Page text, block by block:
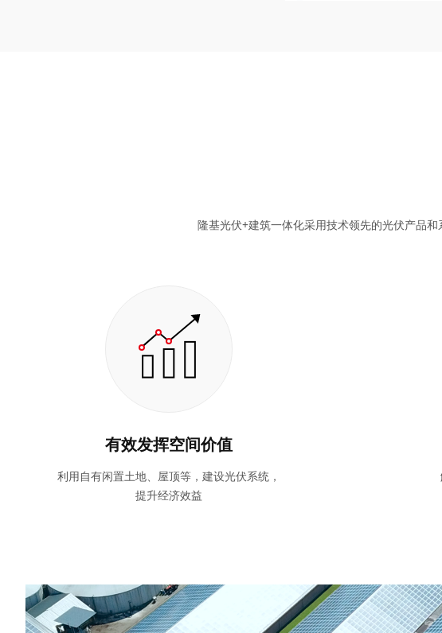
隆基光伏+建筑一体化采用技术领先的光伏产品
有效发挥空间价值
利用自有闲置土地、屋顶等，建设光伏系统，
提升经济效益